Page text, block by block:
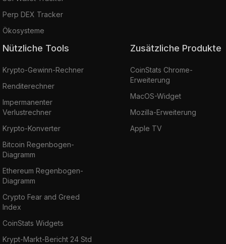
Perp DEX Tracker
Ökosysteme
Nützliche Tools
Krypto-Gewinn-Rechner
Renditerechner
Impermanenter
Verlustrechner
Krypto-Konverter
Bitcoin Regenbogen-
Diagramm
Ethereum Regenbogen-
Diagramm
Crypto Fear and Greed
Index
CoinStats Widgets
Krypt-Markt-Bericht 24 Std
Zusätzliche Produkte
CoinStats Chrome-
Erweiterung
MacOS-Widget
Mozilla-Erweiterung
Apple TV